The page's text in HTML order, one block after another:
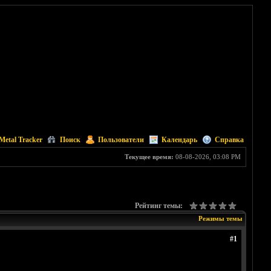
Tracker Поиск Пользователи Календарь Справка
Текущее время: 08-08-2026, 03:08 PM
Рейтинг темы:
Режимы темы
#1